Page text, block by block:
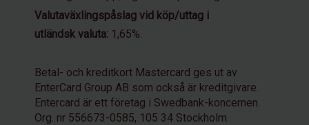
Valutaväxlingspåslag vid köp/uttag i
utländsk valuta: 1,65%.
Betal- och kreditkort Mastercard ges ut av
EnterCard Group AB som också är kreditgivare.
Entercard är ett företag i Swedbank-koncernen.
Org. nr 556673-0585, 105 34 Stockholm.